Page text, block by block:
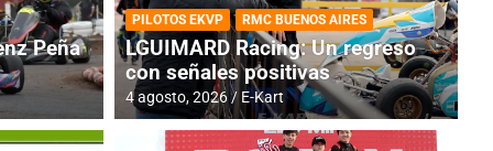
Peña
PILOTOS EKVP RMC BUENOS AIRES
LGUIMARD Racing: Un regreso
con señales positivas
4 agosto, 2026 E-Kart